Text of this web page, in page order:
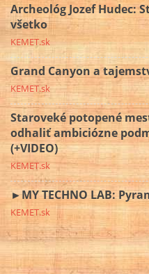
Archeológ Jozef Hudec:
všetko
KEMET.sk
Grand Canyon a
KEMET.sk
Staroveké potopené
odhaliť ambiciózne
(+VIDEO)
KEMET.sk
►MY TECHNO LAB:
KEMET.sk